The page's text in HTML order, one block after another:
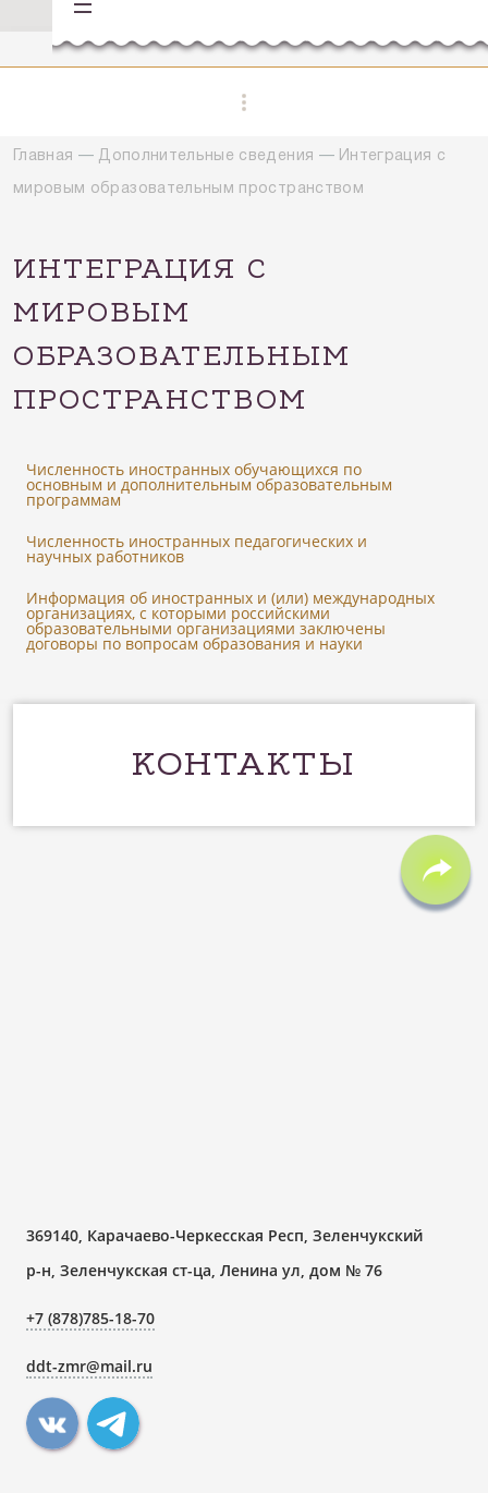
Главная — Дополнительные сведения — Интеграция с
мировым образовательным пространством
ИНТЕГРАЦИЯ С
МИРОВЫМ
ОБРАЗОВАТЕЛЬНЫМ
ПРОСТРАНСТВОМ
Численность иностранных обучающихся по
основным и дополнительным образовательным
программам
Численность иностранных педагогических и
научных работников
Информация об иностранных и (или) международных
организациях, с которыми российскими
образовательными организациями заключены
договоры по вопросам образования и науки
КОНТАКТЫ
369140, Карачаево-Черкесская Респ, Зеленчукский
р-н, Зеленчукская ст-ца, Ленина ул, дом № 76
+7 (878)785-18-70
ddt-zmr@mail.ru